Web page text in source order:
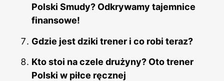
Polski Smudy? Odkrywamy tajemnice
finansowe!
Gdzie jest dziki trener i co robi teraz?
Kto stoi na czele drużyny? Oto trener
Polski w piłce ręcznej